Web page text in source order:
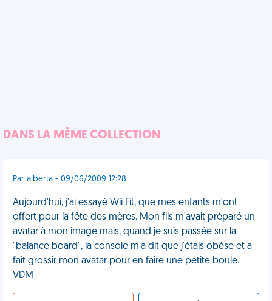
DANS LA MÊME COLLECTION
Par alberta - 09/06/2009 12:28
Aujourd'hui, j'ai essayé Wii Fit, que mes enfants m'ont
offert pour la fête des mères. Mon fils m'avait préparé un
avatar à mon image mais, quand je suis passée sur la
"balance board", la console m'a dit que j'étais obèse et a
fait grossir mon avatar pour en faire une petite boule.
VDM